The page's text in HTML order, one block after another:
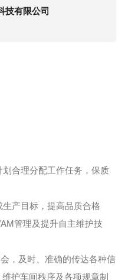
技有限公司
合理分配工作任务，保质
产目标，提高品质合格
管理及提升自主维护技
，及时、准确的传达各种信
护车间秩序及各项规章制